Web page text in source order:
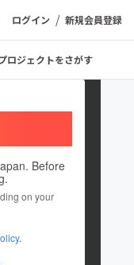
ログイン / 新規会員登録
ロジェクトをさがす
Before
on your
.
す